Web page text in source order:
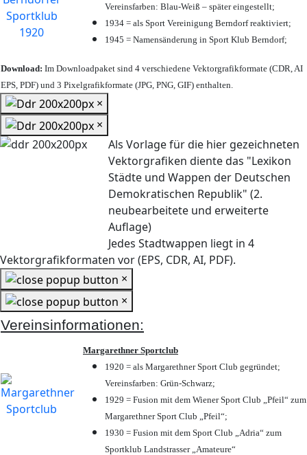
Vereinsfarben: Blau-Weiß – später eingestellt;
1934 = als Sport Vereinigung Berndorf reaktiviert;
1945 = Namensänderung in Sport Klub Berndorf;
Download: Im Downloadpaket sind 4 verschiedene Vektorgrafikformate (CDR, AI
EPS, PDF) und 3 Pixelgrafikformate (JPG, PNG, GIF) enthalten.
×
×
Als Vorlage für die hier gezeichneten
Vektorgrafiken diente das "Lexikon
Städte und Wappen der Deutschen
Demokratischen Republik" (2.
neubearbeitete und erweiterte
Auflage)
Jedes Stadtwappen liegt in 4
Vektorgrafikformaten vor (EPS, CDR, AI, PDF).
×
×
Vereinsinformationen:
Margarethner Sportclub
1920 = als Margarethner Sport Club gegründet;
Vereinsfarben: Grün-Schwarz;
1929 = Fusion mit dem Wiener Sport Club „Pfeil“ zum
Margarethner Sport Club „Pfeil“;
1930 = Fusion mit dem Sport Club „Adria“ zum
Sportklub Landstrasser „Amateure“